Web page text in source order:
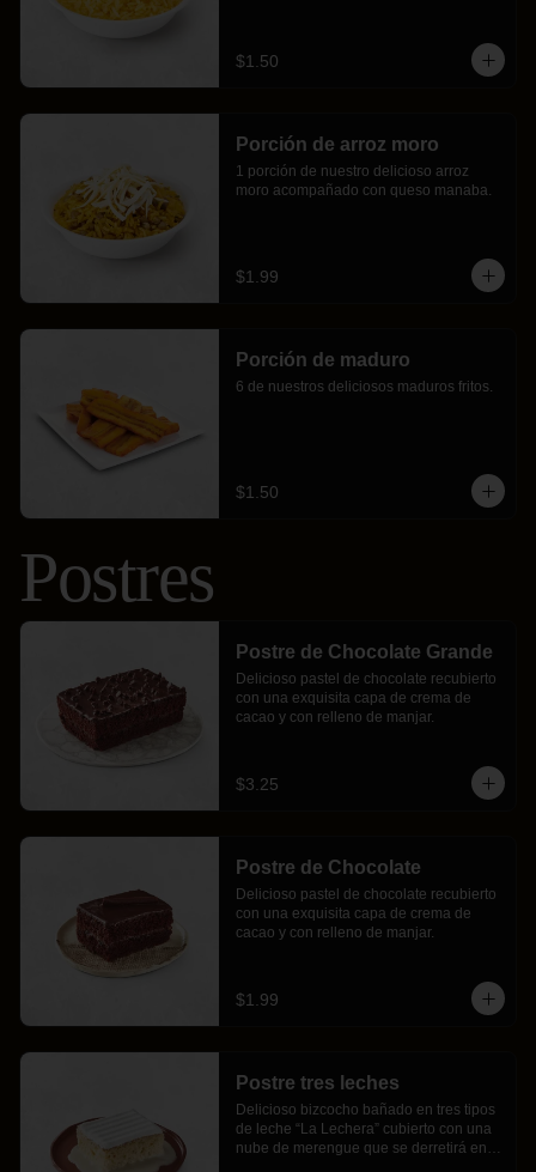
$1.50
Porción de arroz moro
1 porción de nuestro delicioso arroz
moro acompañado con queso manaba.
$1.99
Porción de maduro
6 de nuestros deliciosos maduros fritos.
$1.50
Postres
Postre de Chocolate Grande
Delicioso pastel de chocolate recubierto
con una exquisita capa de crema de
cacao y con relleno de manjar.
$3.25
Postre de Chocolate
Delicioso pastel de chocolate recubierto
con una exquisita capa de crema de
cacao y con relleno de manjar.
$1.99
Postre tres leches
Delicioso bizcocho bañado en tres tipos
de leche “La Lechera” cubierto con una
nube de merengue que se derretirá en